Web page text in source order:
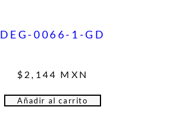
DEG-0066-1-GD
$ 2,144 MXN
Añadir al carrito